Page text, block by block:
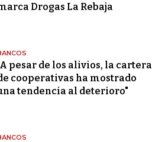
Drogas La Rebaja
pesar de los alivios, la cartera
cooperativas ha mostrado
tendencia al deterioro"